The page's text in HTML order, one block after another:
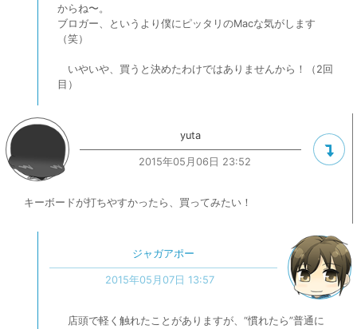
からね〜。
ブロガー、というより僕にピッタリのMacな気がします
（笑）
いやいや、買うと決めたわけではありませんから！（2回
目）
yuta
2015年05月06日 23:52
キーボードが打ちやすかったら、買ってみたい！
ジャガアポー
2015年05月07日 13:57
店頭で軽く触れたことがありますが、“慣れたら”普通に